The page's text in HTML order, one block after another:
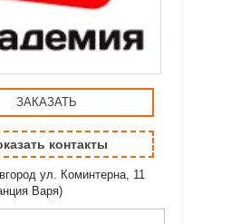
ЗАКАЗАТЬ
контакты
ул. Коминтерна, 11
Варя)